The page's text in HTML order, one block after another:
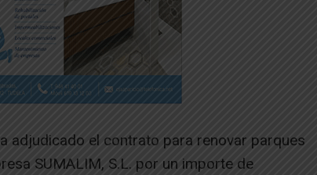
adjudicado el contrato para renovar parques
SUMALIM, S.L. por un importe de